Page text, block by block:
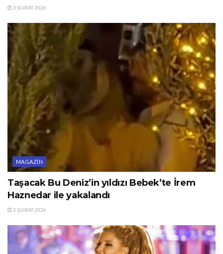
3 ŞUBAT 2026
MAGAZIN
Taşacak Bu Deniz’in yıldızı Bebek’te İrem
Haznedar ile yakalandı
2 ŞUBAT 2026